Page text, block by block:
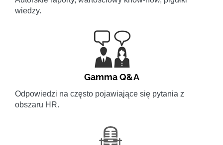
wiedzy.
Gamma Q&A
Odpowiedzi na często pojawiające się pytania z
obszaru HR.